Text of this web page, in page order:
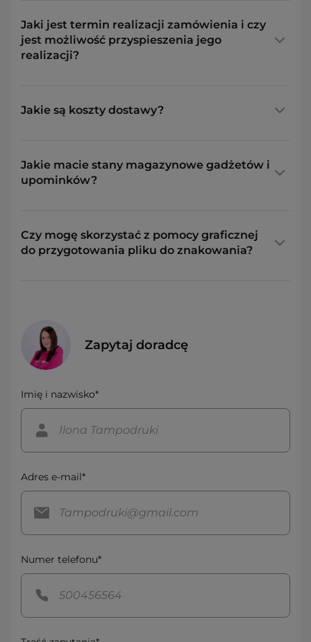
Jaki jest termin realizacji zamówienia i czy
jest możliwość przyspieszenia jego
realizacji?
Jakie są koszty dostawy?
Jakie macie stany magazynowe gadżetów i
upominków?
Czy mogę skorzystać z pomocy graficznej
do przygotowania pliku do znakowania?
Zapytaj doradcę
Imię i nazwisko*
Adres e-mail*
Numer telefonu*